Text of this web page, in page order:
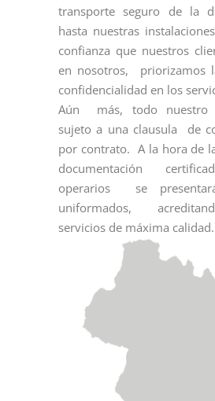
transporte seguro de la
hasta nuestras
confianza que nuestros
en nosotros, priorizamos
confidencialidad en los
Aún más, todo nuestro
sujeto a una clausula de
por contrato. A la hora de
documentación
operarios se
uniformados,
servicios de máxima calidad.